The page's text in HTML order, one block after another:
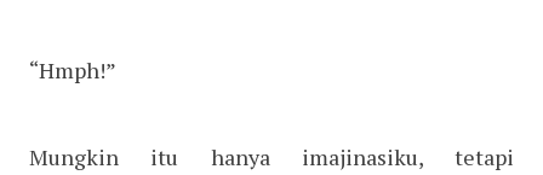
“Hmph!”
Mungkin itu hanya imajinasiku, tetapi